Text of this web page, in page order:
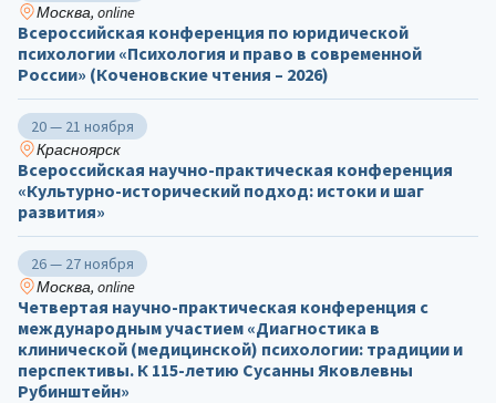
Москва, online
Всероссийская конференция по юридической
психологии «Психология и право в современной
России» (Коченовские чтения – 2026)
20 — 21 ноября
Красноярск
Всероссийская научно-практическая конференция
«Культурно-исторический подход: истоки и шаг
развития»
26 — 27 ноября
Москва, online
Четвертая научно-практическая конференция с
международным участием «Диагностика в
клинической (медицинской) психологии: традиции и
перспективы. К 115-летию Сусанны Яковлевны
Рубинштейн»